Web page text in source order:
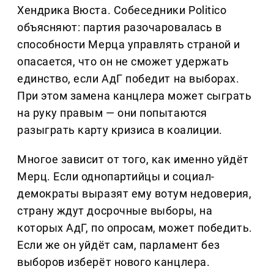
Хендрика Вюста. Собеседники Politico
объясняют: партия разочаровалась в
способности Мерца управлять страной и
опасается, что он не сможет удержать
единство, если АдГ победит на выборах.
При этом замена канцлера может сыграть
на руку правым — они попытаются
разыграть карту кризиса в коалиции.
Многое зависит от того, как именно уйдёт
Мерц. Если однопартийцы и социал-
демократы выразят ему вотум недоверия,
страну ждут досрочные выборы, на
которых АдГ, по опросам, может победить.
Если же он уйдёт сам, парламент без
выборов изберёт нового канцлера.